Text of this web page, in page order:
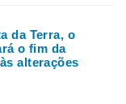
da Terra, o
o fim da
alterações